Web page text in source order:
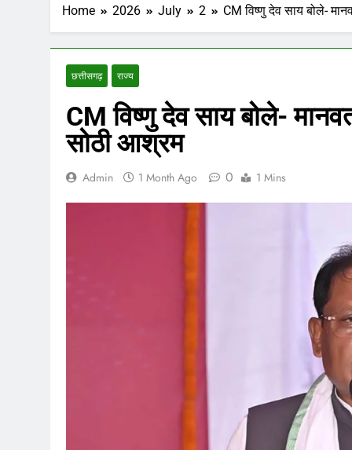
Home 2026 July 2 CM विष्णु देव साय बोले-
छत्तीसगढ़ राज्य
CM विष्णु देव साय बोले-
सोठी आश्रम
Admin 1 Month Ago 0 1 Mins